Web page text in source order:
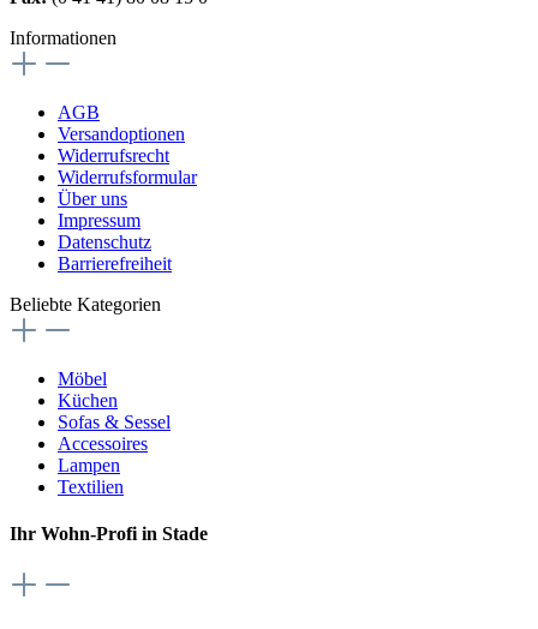
Informationen
AGB
Versandoptionen
Widerrufsrecht
Widerrufsformular
Über uns
Impressum
Datenschutz
Barrierefreiheit
Beliebte Kategorien
Möbel
Küchen
Sofas & Sessel
Accessoires
Lampen
Textilien
Ihr Wohn-Profi in Stade